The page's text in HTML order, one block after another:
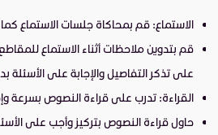
الاستماع: قم بمحاكاة جلسات الاستماع كما
قم بتدوين ملاحظات أثناء الاستماع
على تذكر التفاصيل والإجابة على الأسئلة
القراءة: تدرب على قراءة النصوص بسرعة
حاول قراءة النصوص بتركيز وأجب على